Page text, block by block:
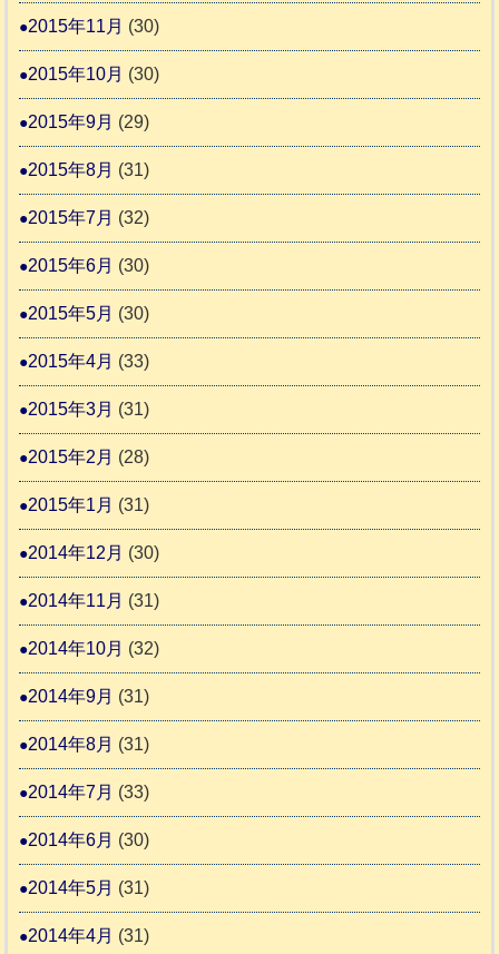
2015年11月 (30)
2015年10月 (30)
2015年9月 (29)
2015年8月 (31)
2015年7月 (32)
2015年6月 (30)
2015年5月 (30)
2015年4月 (33)
2015年3月 (31)
2015年2月 (28)
2015年1月 (31)
2014年12月 (30)
2014年11月 (31)
2014年10月 (32)
2014年9月 (31)
2014年8月 (31)
2014年7月 (33)
2014年6月 (30)
2014年5月 (31)
2014年4月 (31)